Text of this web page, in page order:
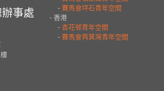
事處